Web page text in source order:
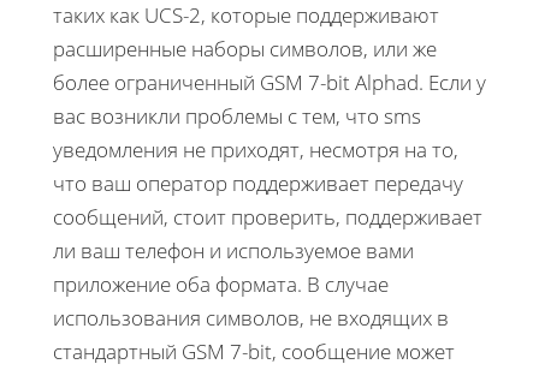
таких как UCS-2, которые поддерживают
расширенные наборы символов, или же
более ограниченный GSM 7-bit Alphad. Если у
вас возникли проблемы с тем, что sms
уведомления не приходят, несмотря на то,
что ваш оператор поддерживает передачу
сообщений, стоит проверить, поддерживает
ли ваш телефон и используемое вами
приложение оба формата. В случае
использования символов, не входящих в
стандартный GSM 7-bit, сообщение может